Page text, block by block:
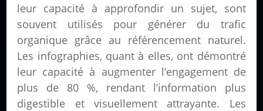
leur capacité à approfondir un sujet, sont
souvent utilisés pour générer du trafic
organique grâce au référencement naturel.
Les infographies, quant à elles, ont démontré
leur capacité à augmenter l’engagement de
plus de 80 %, rendant l’information plus
digestible et visuellement attrayante. Les